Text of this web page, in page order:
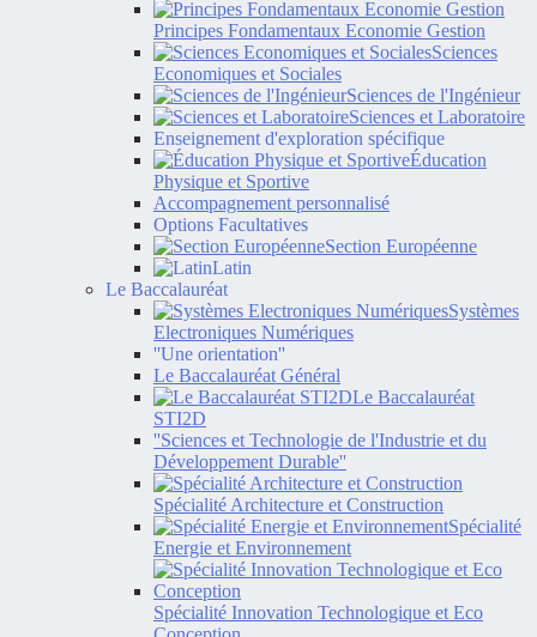
Principes Fondamentaux Economie Gestion
Sciences
Economiques et Sociales
Sciences de l'Ingénieur
Sciences et Laboratoire
Enseignement d'exploration spécifique
Éducation
Physique et Sportive
Accompagnement personnalisé
Options Facultatives
Section Européenne
Latin
Le Baccalauréat
Systèmes
Electroniques Numériques
''Une orientation''
Le Baccalauréat Général
Le Baccalauréat
STI2D
''Sciences et Technologie de l'Industrie et du
Développement Durable''
Spécialité Architecture et Construction
Spécialité
Energie et Environnement
Spécialité Innovation Technologique et Eco